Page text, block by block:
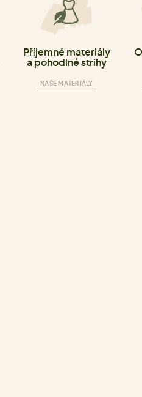
Příjemné materiály
a pohodlné strihy
NAŠE MATERIÁLY